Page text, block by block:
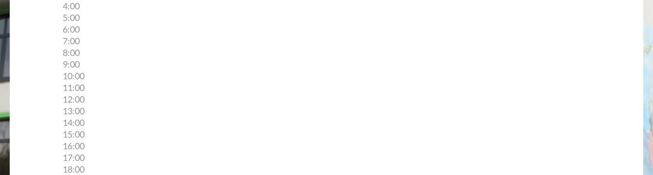
4:00
5:00
6:00
7:00
8:00
9:00
10:00
11:00
12:00
13:00
14:00
15:00
16:00
17:00
18:00